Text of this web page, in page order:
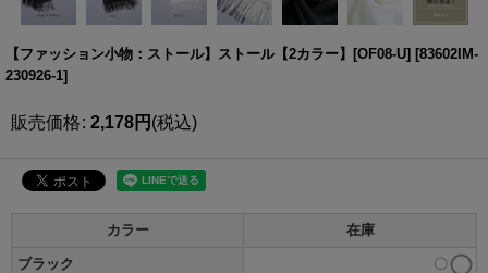
【ファッション小物：ストール】ストール【2カラー】[OF08-U] [83602IM-
230926-1]
販売価格: 2,178円 (税込)
カラー 在庫
ブラック 〇